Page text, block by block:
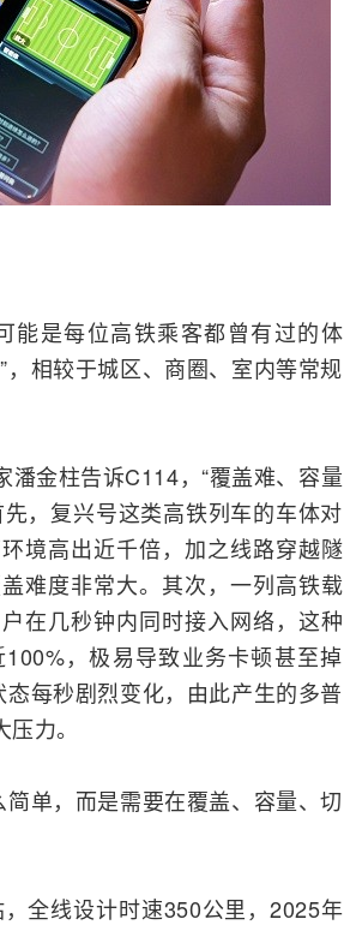
能是每位高铁乘客都曾有过的体
相较于城区、商圈、室内等常规
金柱告诉C114，“覆盖难、容量
，复兴号这类高铁列车的车体对
境高出近千倍，加之线路穿越隧
难度非常大。其次，一列高铁载
在几秒钟内同时接入网络，这种
，极易导致业务卡顿甚至掉
每秒剧烈变化，由此产生的多普
力。
单，而是需要在覆盖、容量、切
全线设计时速350公里，2025年